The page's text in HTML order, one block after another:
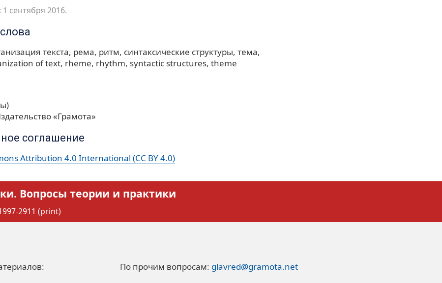
сентября 2016.
текста рема ритм синтаксические структуры тема
of text rheme rhythm syntactic structures theme
«Грамота»
соглашение
Attribution 4.0 International (CC BY 4.0)
Вопросы теории и практики
2911 (print)
По прочим вопросам: glavred@gramota.net